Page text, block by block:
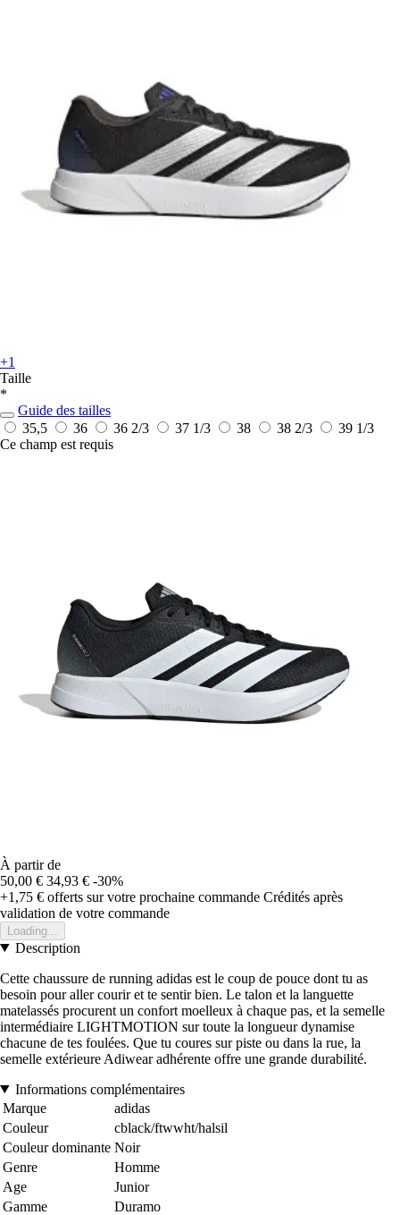
+1
Taille
*
Guide des tailles
35,5
36 36 2/3 37 1/3 38 38 2/3
39 1/3
Ce champ est requis
À partir de
50,00 € 34,93 € -30%
+1,75 € offerts sur votre prochaine commande Crédités après
validation de votre commande
Loading...
Description
Cette chaussure de running adidas est le coup de pouce dont tu as
besoin pour aller courir et te sentir bien. Le talon et la languette
matelassés procurent un confort moelleux à chaque pas, et la semelle
intermédiaire LIGHTMOTION sur toute la longueur dynamise
chacune de tes foulées. Que tu coures sur piste ou dans la rue, la
semelle extérieure Adiwear adhérente offre une grande durabilité.
Informations complémentaires
Marque
adidas
Couleur
cblack/ftwwht/halsil
Couleur dominante Noir
Genre
Homme
Age
Junior
Gamme
Duramo